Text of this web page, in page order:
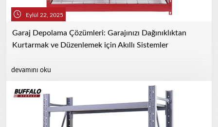
Eylül 22, 2025
Garaj Depolama Çözümleri: Garajınızı Dağınıklıktan
Kurtarmak ve Düzenlemek için Akıllı Sistemler
devamını oku